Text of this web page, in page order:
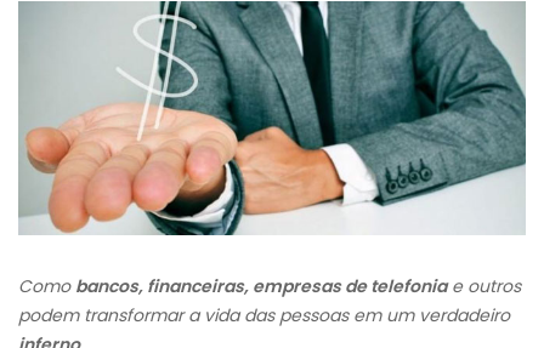
Como bancos, financeiras, empresas de telefoniae outros
podem transformar a vida das pessoas em um verdadeiro